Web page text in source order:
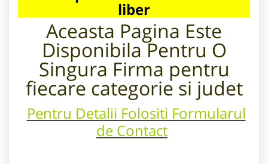
liber
Aceasta Pagina Este
Disponibila Pentru O
Singura Firma pentru
fiecare categorie si judet
Pentru Detalii Folositi Formularul
de Contact